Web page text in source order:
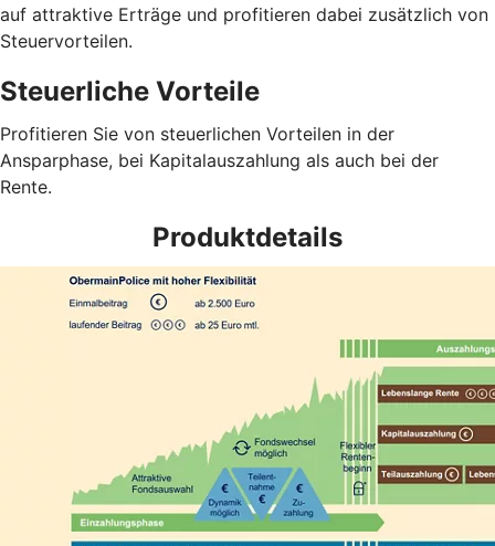
auf attraktive Erträge und profitieren dabei zusätzlich von
Steuervorteilen.
Steuerliche Vorteile
Profitieren Sie von steuerlichen Vorteilen in der
Ansparphase, bei Kapitalauszahlung als auch bei der
Rente.
Produktdetails